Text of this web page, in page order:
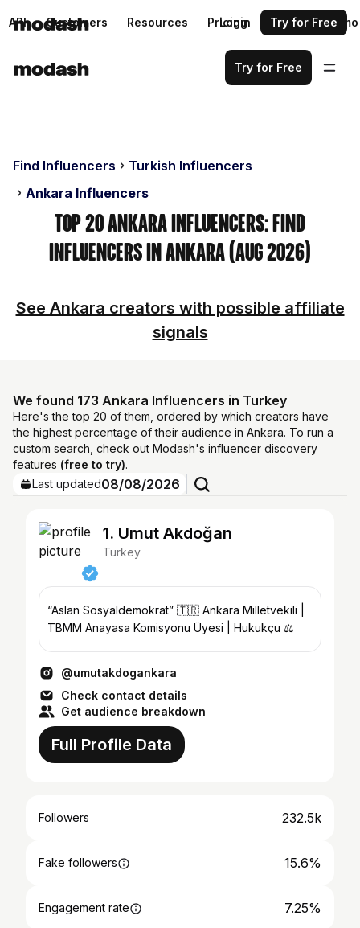
API Customers Resources Pricing Request a demo
Login Try for Free
Try for Free
Find Influencers
Turkish Influencers
Ankara Influencers
Top 20 Ankara Influencers: Find
Influencers in Ankara (Aug 2026)
See Ankara creators with possible affiliate
signals
We found 173 Ankara Influencers in Turkey
Here's the top 20 of them, ordered by which creators have
the highest percentage of their audience in Ankara. To run a
custom search, check out Modash's influencer discovery
features (free to try).
Last updated08/08/2026
1. Umut Akdoğan
Turkey
“Aslan Sosyaldemokrat” 🇹🇷 Ankara Milletvekili |
TBMM Anayasa Komisyonu Üyesi | Hukukçu ⚖️
@umutakdogankara
Check contact details
Get audience breakdown
Full Profile Data
Followers 232.5k
Fake followers 15.6%
Engagement rate 7.25%